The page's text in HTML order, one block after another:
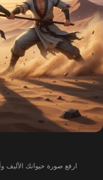
ارفع صورة حيوانك الأليف